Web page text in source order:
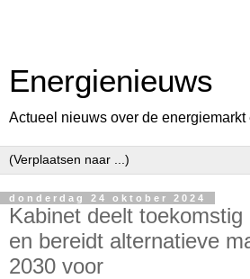
Energienieuws
Actueel nieuws over de
donderdag 24 oktober 2024
Kabinet deelt toekomstig
en bereidt alternatieve
2030 voor